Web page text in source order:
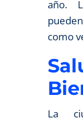
año.
como
La